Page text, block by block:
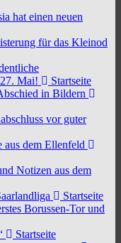
hat einen neuen
für das Kleinod
Mai!
Startseite
in Bildern
vor guter
dem Ellenfeld
Notizen aus dem
Startseite
Borussen-Tor und
Startseite